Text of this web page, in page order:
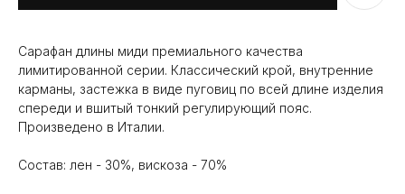
Сарафан длины миди премиального качества
лимитированной серии. Классический крой, внутренние
карманы, застежка в виде пуговиц по всей длине изделия
спереди и вшитый тонкий регулирующий пояс.
Произведено в Италии.
Состав: лен - 30%, вискоза - 70%